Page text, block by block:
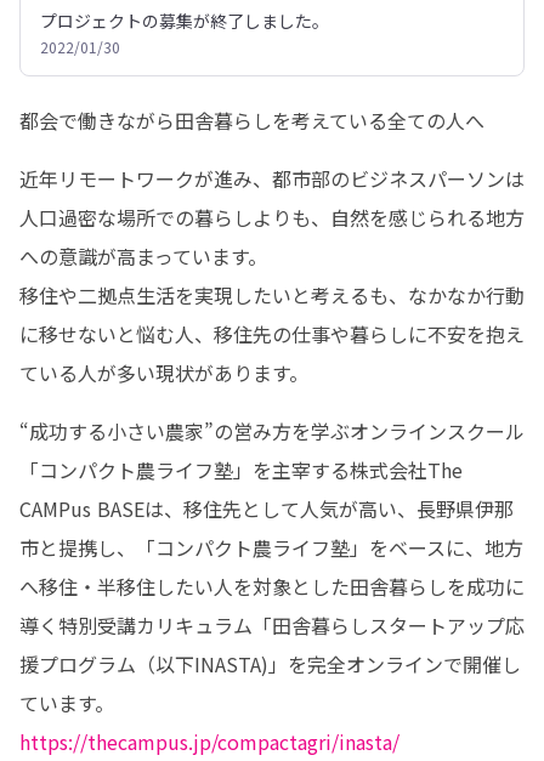
プロジェクトの募集が終了しました。
2022/01/30
都会で働きながら田舎暮らしを考えている全ての人へ
近年リモートワークが進み、都市部のビジネスパーソンは
人口過密な場所での暮らしよりも、自然を感じられる地方
への意識が高まっています。
移住や二拠点生活を実現したいと考えるも、なかなか行動
に移せないと悩む人、移住先の仕事や暮らしに不安を抱え
ている人が多い現状があります。
“成功する小さい農家”の営み方を学ぶオンラインスクール
「コンパクト農ライフ塾」を主宰する株式会社The
CAMPus BASEは、移住先として人気が高い、長野県伊那
市と提携し、「コンパクト農ライフ塾」をベースに、地方
へ移住・半移住したい人を対象とした田舎暮らしを成功に
導く特別受講カリキュラム「田舎暮らしスタートアップ応
援プログラム（以下INASTA)」を完全オンラインで開催し
https://thecampus.jp/compactagri/inasta/